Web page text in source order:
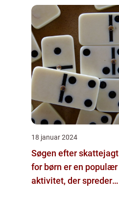
18 januar 2024
Søgen efter skattejagt
for børn er en populær
aktivitet, der spreder